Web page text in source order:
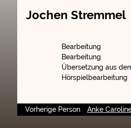
Jochen Stremmel
Bearbeitung
Bearbeitung
Übersetzung aus
Hörspielbearbeitung
Vorherige Person Anke